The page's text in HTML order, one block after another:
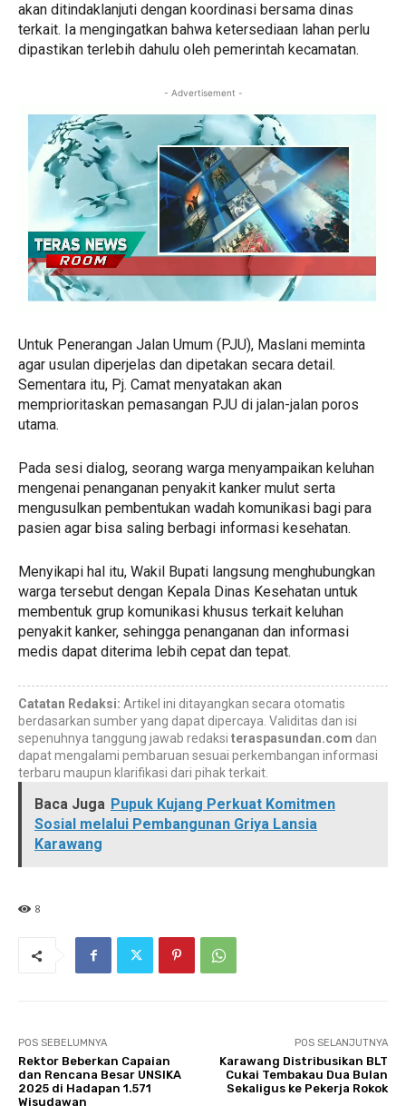
akan ditindaklanjuti dengan koordinasi bersama dinas
terkait. Ia mengingatkan bahwa ketersediaan lahan perlu
dipastikan terlebih dahulu oleh pemerintah kecamatan.
- Advertisement -
Untuk Penerangan Jalan Umum (PJU), Maslani meminta
agar usulan diperjelas dan dipetakan secara detail.
Sementara itu, Pj. Camat menyatakan akan
memprioritaskan pemasangan PJU di jalan-jalan poros
utama.
Pada sesi dialog, seorang warga menyampaikan keluhan
mengenai penanganan penyakit kanker mulut serta
mengusulkan pembentukan wadah komunikasi bagi para
pasien agar bisa saling berbagi informasi kesehatan.
Menyikapi hal itu, Wakil Bupati langsung menghubungkan
warga tersebut dengan Kepala Dinas Kesehatan untuk
membentuk grup komunikasi khusus terkait keluhan
penyakit kanker, sehingga penanganan dan informasi
medis dapat diterima lebih cepat dan tepat.
Catatan Redaksi: Artikel ini ditayangkan secara otomatis
berdasarkan sumber yang dapat dipercaya. Validitas dan isi
sepenuhnya tanggung jawab redaksi teraspasundan.com dan
dapat mengalami pembaruan sesuai perkembangan informasi
terbaru maupun klarifikasi dari pihak terkait.
Baca Juga Pupuk Kujang Perkuat Komitmen
Sosial melalui Pembangunan Griya Lansia
Karawang
8
POS SEBELUMNYA
Rektor Beberkan Capaian
dan Rencana Besar UNSIKA
2025 di Hadapan 1.571
Wisudawan
POS SELANJUTNYA
Karawang Distribusikan BLT
Cukai Tembakau Dua Bulan
Sekaligus ke Pekerja Rokok